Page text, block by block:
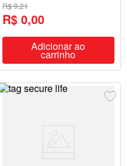
R$ 9,21
R$ 0,00
Adicionar ao
carrinho